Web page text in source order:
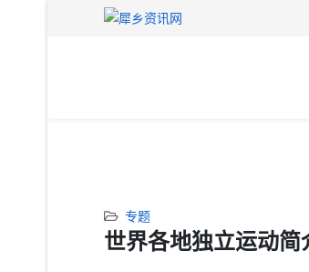
专题
世界各地独立运动简